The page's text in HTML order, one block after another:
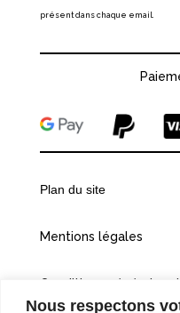
Nous respectons
présent dans chaque email.
Plan du site
Mentions légales
Conditions générales